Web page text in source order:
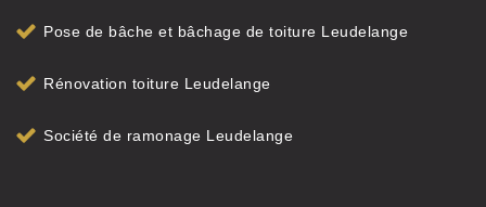
Pose de bâche et bâchage de toiture Leudelange
Rénovation toiture Leudelange
Société de ramonage Leudelange